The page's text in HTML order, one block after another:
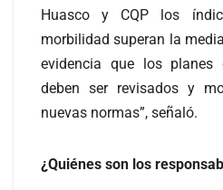
Huasco y CQP los
morbilidad superan la
evidencia que los planes
deben ser revisados y
nuevas normas”, señaló.
¿Quiénes son los